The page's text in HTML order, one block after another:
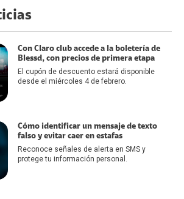
Con Claro club accede a la boletería de
Blessd, con precios de primera etapa
El cupón de descuento estará disponible
desde el miércoles 4 de febrero.
Cómo identificar un mensaje de texto
falso y evitar caer en estafas
Reconoce señales de alerta en SMS y
protege tu información personal.